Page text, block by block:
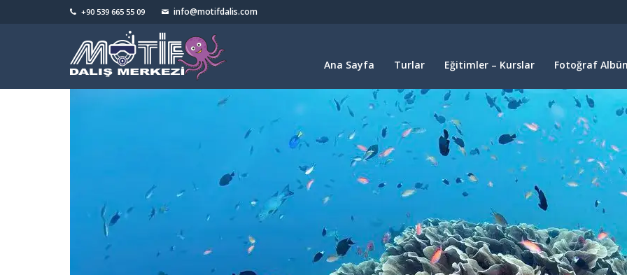
+90 539 665 55 09 info@motifdalis.com
Ana Sayfa Turlar Eğitimler – Kurslar Fotoğraf